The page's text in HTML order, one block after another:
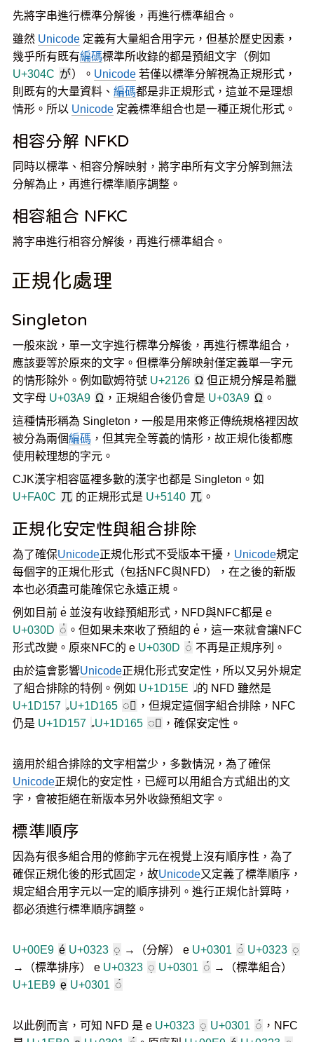
先將字串進行標準分解後，再進行標準組合。
雖然 Unicode 定義有大量組合用字元，但基於歷史因素，
幾乎所有既有編碼標準所收錄的都是預組文字（例如
U+304C が）。 Unicode 若僅以標準分解視為正規形式，
則既有的大量資料、 編碼都是非正規形式，這並不是理想
情形。所以 Unicode 定義標準組合也是一種正規化形式。
相容分解 NFKD
同時以標準、相容分解映射，將字串所有文字分解到無法
分解為止，再進行標準順序調整。
相容組合 NFKC
將字串進行相容分解後，再進行標準組合。
正規化處理
Singleton
一般來說，單一文字進行標準分解後，再進行標準組合，
應該要等於原來的文字。但標準分解映射僅定義單一字元
的情形除外。例如歐姆符號 U+2126 Ω 但正規分解是希臘
文字母 U+03A9 Ω ，正規組合後仍會是 U+03A9 Ω 。
這種情形稱為 Singleton，一般是用來修正傳統規格裡因故
被分為兩個編碼 ，但其完全等義的情形，故正規化後都應
使用較理想的字元。
CJK漢字相容區裡多數的漢字也都是 Singleton。如
U+FA0C 兀 的正規形式是 U+5140 兀 。
正規化安定性與組合排除
為了確保Unicode正規化形式不受版本干擾， Unicode規定
每個字的正規化形式（包括NFC與NFD），在之後的新版
本也必須盡可能確保它永遠正規。
例如目前 e̍ 並沒有收錄預組形式，NFD與NFC都是 e
U+030D ◌̍ 。但如果未來收了預組的 e̍，這一來就會讓NFC
形式改變。原來NFC的 e U+030D ◌̍ 不再是正規序列。
由於這會影響Unicode正規化形式安定性，所以又另外規定
了組合排除的特例。例如 U+1D15E 的 NFD 雖然是
U+1D157
U+1D165 ◌𝅥 ，但規定這個字組合排除，NFC
仍是 U+1D157 U+1D165 ◌𝅥 ，確保安定性。
適用於組合排除的文字相當少，多數情況，為了確保
Unicode正規化的安定性，已經可以用組合方式組出的文
字，會被拒絕在新版本另外收錄預組文字。
標準順序
因為有很多組合用的修飾字元在視覺上沒有順序性，為了
確保正規化後的形式固定，故Unicode又定義了標準順序，
規定組合用字元以一定的順序排列。進行正規化計算時，
都必須進行標準順序調整。
U+00E9 é U+0323 ◌̣ →（分解） e U+0301 ◌́ U+0323 ◌̣
→（標準排序） e U+0323 ◌̣ U+0301 ◌́ →（標準組合）
U+1EB9 ẹ U+0301 ◌́
以此例而言，可知 NFD 是 e U+0323 ◌̣ U+0301 ◌́ ，NFC